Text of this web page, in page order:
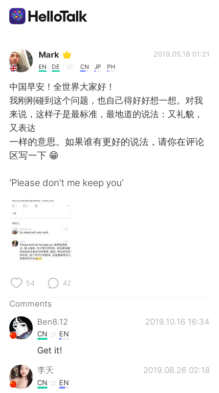
Language Exchange App
AI Grammar Checker
English
简体中文 繁體中文
Русский
Português
Mark
EN DE CN JP PH
2019.05.18 01:21
中国早安！全世界大家好！
我刚刚碰到这个问题，也自己得好好想一想。对我
来说，这样子是最标准，最地道的说法：又礼貌，
又表达
一样的意思。如果谁有更好的说法，请你在评论
区写一下 😁
'Please don't me keep you'
54 42
Comments
Ben8.12
2019.10.16 16:34
CN EN
Get it!
李夭 2019.08.26 02:18
CN EN